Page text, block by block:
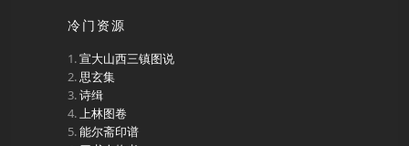
冷门资源
宣大山西三镇图说
思玄集
诗缉
上林图卷
能尔斋印谱